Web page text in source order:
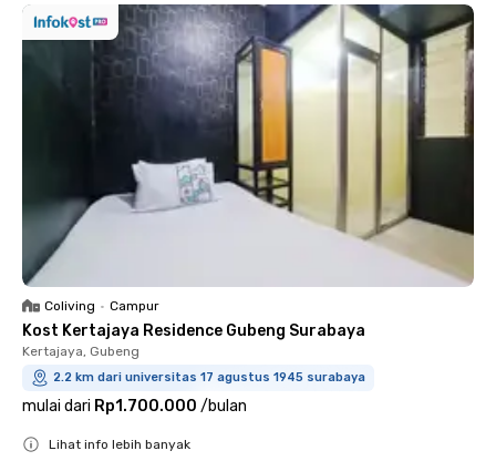
Coliving • Campur
Kost Kertajaya Residence Gubeng Surabaya
Kertajaya, Gubeng
2.2 km dari universitas 17 agustus 1945 surabaya
mulai dari Rp1.700.000 /bulan
Lihat info lebih banyak